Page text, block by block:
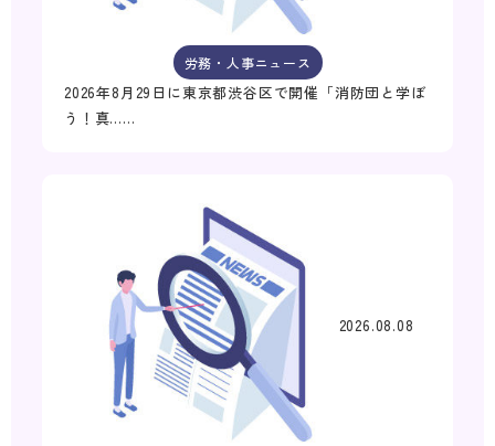
労務・人事ニュース
2026年8月29日に東京都渋谷区で開催「消防団と学ぼ
う！真……
2026.08.08